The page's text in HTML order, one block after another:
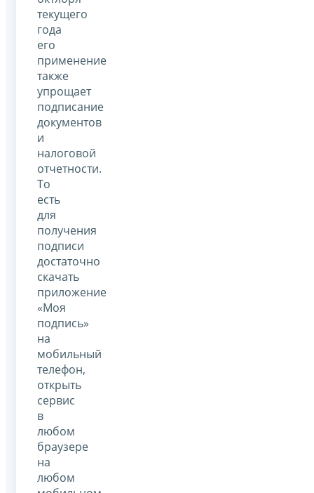
текущего
года
его
применение
также
упрощает
подписание
документов
и
налоговой
отчетности.
То
есть
для
получения
подписи
достаточно
скачать
приложение
«Моя
подпись»
на
мобильный
телефон,
открыть
сервис
в
любом
браузере
на
любом